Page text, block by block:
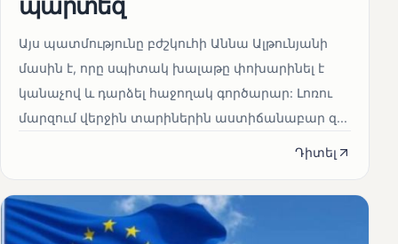
Այս պատմությունը բժշկուհի Աննա Ալթունյանի
մասին է, որը սպիտակ խալաթը փոխարինել է
կանաչով և դարձել հաջողակ գործարար: Լոռու
մարզում վերջին տարիներին աստիճանաբար զ...
Դիտել